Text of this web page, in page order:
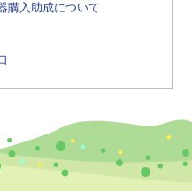
購入助成について